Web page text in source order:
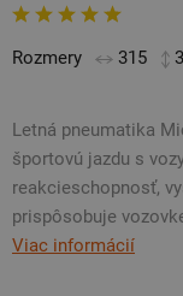
Rozmery 315
Letná pneumatika
športovú jazdu s
reakcieschopnosť,
prispôsobuje
Viac informácií